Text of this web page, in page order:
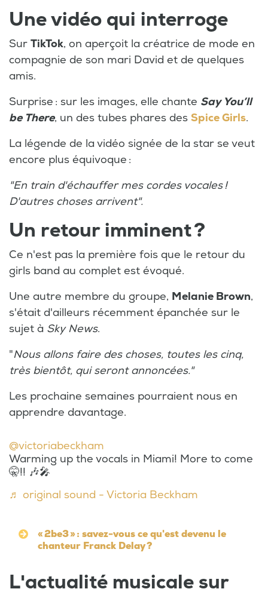
Une vidéo qui interroge
Sur TikTok, on aperçoit la créatrice de mode en
compagnie de son mari David et de quelques
amis.
Surprise : sur les images, elle chante Say You’ll
be There, un des tubes phares des Spice Girls.
La légende de la vidéo signée de la star se veut
encore plus équivoque :
"En train d'échauffer mes cordes vocales !
D'autres choses arrivent".
Un retour imminent ?
Ce n'est pas la première fois que le retour du
girls band au complet est évoqué.
Une autre membre du groupe, Melanie Brown,
s'était d'ailleurs récemment épanchée sur le
sujet à Sky News.
"Nous allons faire des choses, toutes les cinq,
très bientôt, qui seront annoncées."
Les prochaine semaines pourraient nous en
apprendre davantage.
@victoriabeckham
Warming up the vocals in Miami! More to come
🤫!! 🎶🎤
♬ original sound - Victoria Beckham
« 2be3 » : savez-vous ce qu'est devenu le
chanteur Franck Delay ?
L'actualité musicale sur